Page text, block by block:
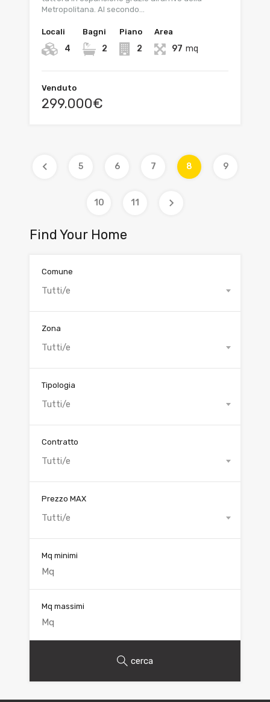
Metropolitana. Al secondo…
Locali
4
Bagni
2
Piano
2
Area
97 mq
Venduto
299.000€
5 6 7 8 9
10 11
Find Your Home
Comune
Tutti/e
Zona
Tutti/e
Tipologia
Tutti/e
Contratto
Tutti/e
Prezzo MAX
Tutti/e
Mq minimi
Mq massimi
cerca